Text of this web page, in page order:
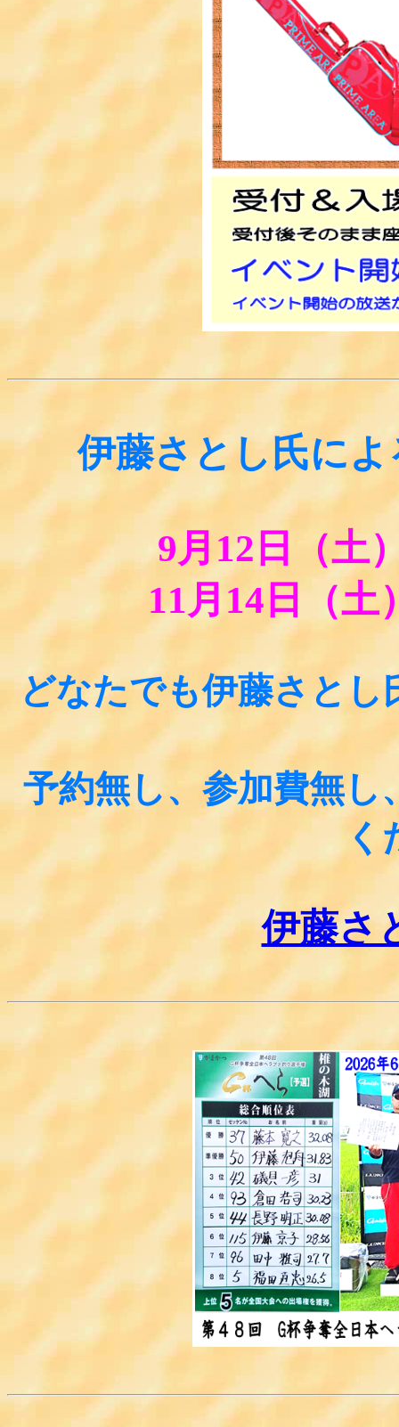
伊藤さとし氏に
9月12日（土
11月14日（
どなたでも伊藤さとし
予約無し、参加費無し
く
伊藤さ